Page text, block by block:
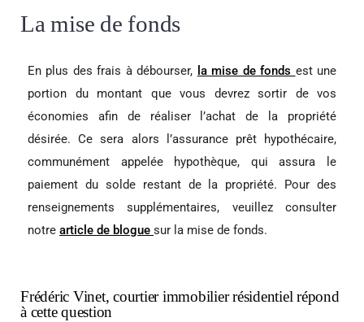
La mise de fonds
En plus des frais à débourser, la mise de fonds est une
portion du montant que vous devrez sortir de vos
économies afin de réaliser l’achat de la propriété
désirée. Ce sera alors l’assurance prêt hypothécaire,
communément appelée hypothèque, qui assura le
paiement du solde restant de la propriété. Pour des
renseignements supplémentaires, veuillez consulter
notre article de blogue sur la mise de fonds.
Frédéric Vinet, courtier immobilier résidentiel répond
à cette question